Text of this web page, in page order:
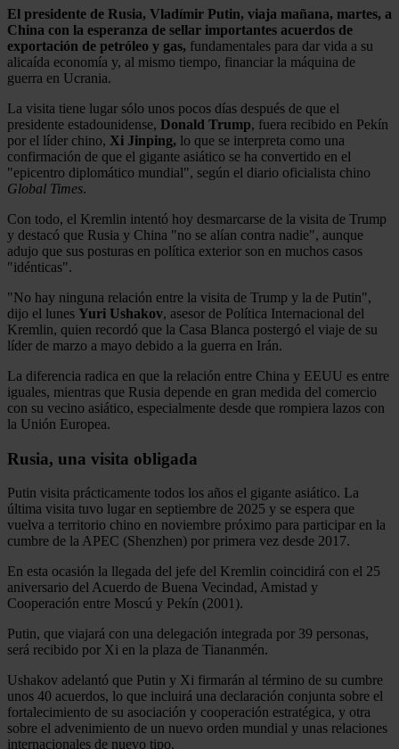
El presidente de Rusia, Vladímir Putin, viaja mañana, martes, a
China con la esperanza de sellar importantes acuerdos de
exportación de petróleo y gas, fundamentales para dar vida a su
alicaída economía y, al mismo tiempo, financiar la máquina de
guerra en Ucrania.
La visita tiene lugar sólo unos pocos días después de que el
presidente estadounidense, Donald Trump, fuera recibido en Pekín
por el líder chino, Xi Jinping, lo que se interpreta como una
confirmación de que el gigante asiático se ha convertido en el
"epicentro diplomático mundial", según el diario oficialista chino
Global Times.
Con todo, el Kremlin intentó hoy desmarcarse de la visita de Trump
y destacó que Rusia y China "no se alían contra nadie", aunque
adujo que sus posturas en política exterior son en muchos casos
"idénticas".
"No hay ninguna relación entre la visita de Trump y la de Putin",
dijo el lunes Yuri Ushakov, asesor de Política Internacional del
Kremlin, quien recordó que la Casa Blanca postergó el viaje de su
líder de marzo a mayo debido a la guerra en Irán.
La diferencia radica en que la relación entre China y EEUU es entre
iguales, mientras que Rusia depende en gran medida del comercio
con su vecino asiático, especialmente desde que rompiera lazos con
la Unión Europea.
Rusia, una visita obligada
Putin visita prácticamente todos los años el gigante asiático. La
última visita tuvo lugar en septiembre de 2025 y se espera que
vuelva a territorio chino en noviembre próximo para participar en la
cumbre de la APEC (Shenzhen) por primera vez desde 2017.
En esta ocasión la llegada del jefe del Kremlin coincidirá con el 25
aniversario del Acuerdo de Buena Vecindad, Amistad y
Cooperación entre Moscú y Pekín (2001).
Putin, que viajará con una delegación integrada por 39 personas,
será recibido por Xi en la plaza de Tiananmén.
Ushakov adelantó que Putin y Xi firmarán al término de su cumbre
unos 40 acuerdos, lo que incluirá una declaración conjunta sobre el
fortalecimiento de su asociación y cooperación estratégica, y otra
sobre el advenimiento de un nuevo orden mundial y unas relaciones
internacionales de nuevo tipo.